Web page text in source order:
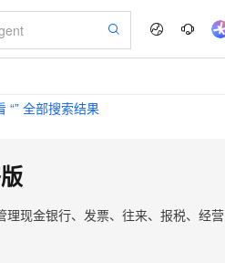
支持与服务 了解阿里云
“” 全部搜索结果
理现金银行、发票、往来、报税、经营